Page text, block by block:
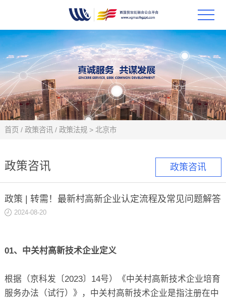
首页
政策
科技
合作
创新
政策咨讯
首页 / 政策咨讯 / 政策法规> 北京市
政策咨讯
政策 | 转需！最新村高新企业认定流程及常见问题解答
2024-08-20
01、中关村高新技术企业定义
根据（京科发〔2023〕14号）《中关村高新技术企业培育
服务办法（试行）》，中关村高新技术企业是指注册在中